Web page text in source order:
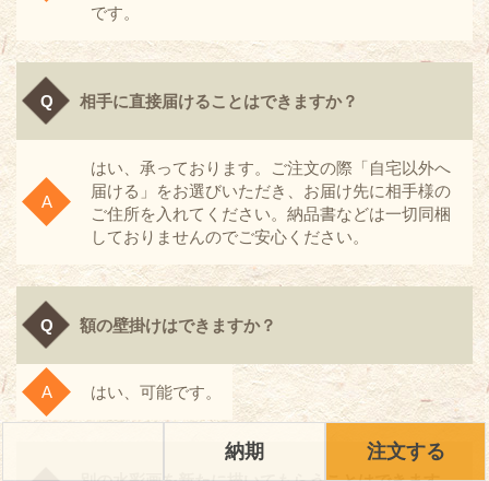
納期 注文する
です。
相手に直接届けることはできますか？
はい、承っております。ご注文の際「自宅以外へ
届ける」をお選びいただき、お届け先に相手様の
ご住所を入れてください。納品書などは一切同梱
しておりませんのでご安心ください。
額の壁掛けはできますか？
はい、可能です。